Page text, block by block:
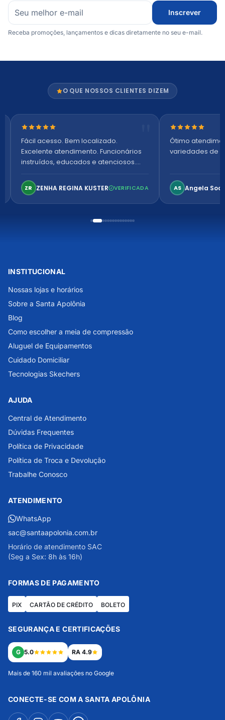
Inscrever
Receba promoções, lançamentos e dicas diretamente no seu e-mail.
O QUE NOSSOS CLIENTES DIZEM
Nota 5 de 5 estrelas
Fácil acesso. Bem localizado.
Excelente atendimento. Funcionários
instruídos, educados e atenciosos.
confortável. Perfeito!
ZR ZENHA REGINA KUSTER VERIFICADA
Nota 5 de 5
Ótimo
variedades de
AS Angela
INSTITUCIONAL
Nossas lojas e horários
Sobre a Santa Apolônia
Blog
Como escolher a meia de compressão
Aluguel de Equipamentos
Cuidado Domiciliar
Tecnologias Skechers
AJUDA
Central de Atendimento
Dúvidas Frequentes
Política de Privacidade
Política de Troca e Devolução
Trabalhe Conosco
ATENDIMENTO
WhatsApp
sac@santaapolonia.com.br
Horário de atendimento SAC
(Seg a Sex: 8h às 16h)
FORMAS DE PAGAMENTO
PIX CARTÃO DE CRÉDITO BOLETO
SEGURANÇA E CERTIFICAÇÕES
G 5.0 RA 4.9
Mais de 160 mil avaliações no Google
CONECTE-SE COM A SANTA APOLÔNIA